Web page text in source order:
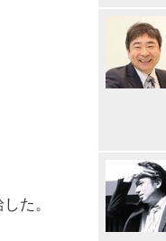
た。